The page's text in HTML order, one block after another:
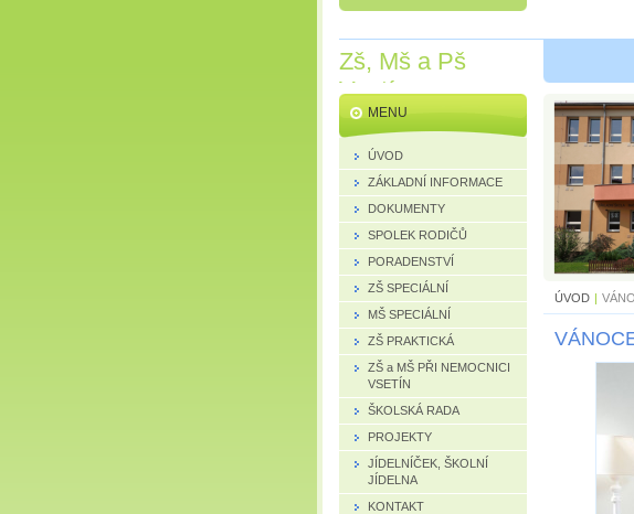
Zš, Mš a Pš
Vsetín
ÚVOD |
MENU
ÚVOD
ZÁKLADNÍ INFORMACE
DOKUMENTY
SPOLEK RODIČŮ
PORADENSTVÍ
ZŠ SPECIÁLNÍ
MŠ SPECIÁLNÍ
ZŠ PRAKTICKÁ
ZŠ a MŠ PŘI NEMOCNICI
VSETÍN
ŠKOLSKÁ RADA
PROJEKTY
JÍDELNÍČEK, ŠKOLNÍ
JÍDELNA
KONTAKT